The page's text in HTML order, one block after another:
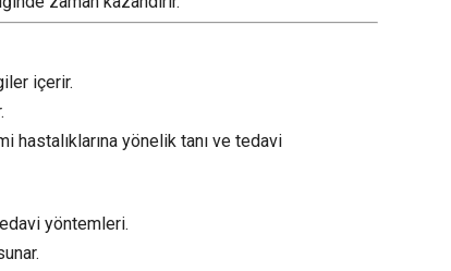
içerir.
hastalıklarına yönelik tanı ve tedavi
yöntemleri.